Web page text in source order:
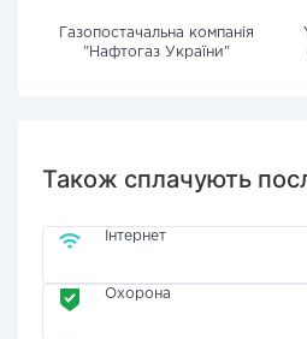
Газопостачальна компанія
"Нафтогаз України"
Також сплачують
Інтернет
Охорона